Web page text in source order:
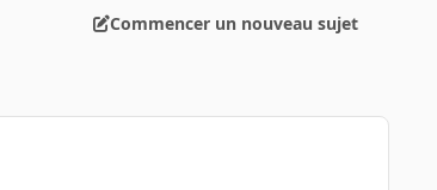
Commencer un nouveau sujet